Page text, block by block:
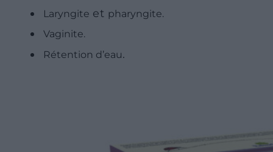
Laryngite et pharyngite.
Vaginite.
Rétention d’eau.